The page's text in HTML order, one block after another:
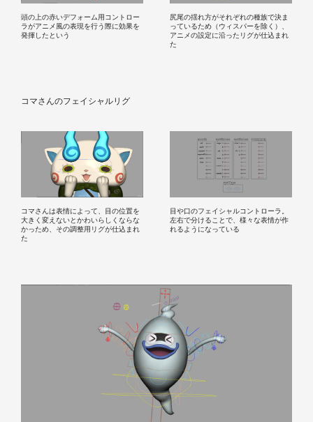
頭の上の赤いデフォーム用コントロー
ラがアニメ風の表現を行う際に効果を
発揮したという
尻尾の揺れ方がそれぞれの種族で決ま
っているため（ウィスパーを除く）、
アニメの設定に沿ったリグが仕込まれ
た
コマさんのフェイシャルリグ
コマさんは表情によって、目の位置を
大きく変えないとかわいらしくならな
かっため、その調整用リグが仕込まれ
た
目や口のフェイシャルコントローラ。
左右で分けることで、様々な表情が作
れるようになっている